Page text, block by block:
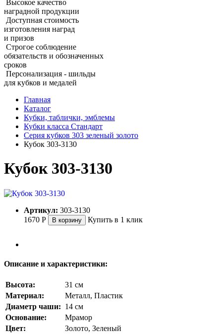
Высокое качество
наградной продукции
Доступная стоимость
изготовления наград
и призов
Строгое соблюдение
обязательств и обозначенных
сроков
Персонализация - шильды
для кубков и медалей
Главная
Каталог
Кубки, таблички, эмблемы
Кубки класса Стандарт
Серия кубков 303 зеленый золото
Кубок 303‑3130
Кубок 303‑3130
Артикул: 303-3130
1670 Р В корзину Купить в 1 клик
Описание и характеристики:
Высота:
31 см
Материал:
Металл, Пластик
Диаметр чаши: 14 см
Основание:
Мрамор
Цвет:
Золото, Зеленый